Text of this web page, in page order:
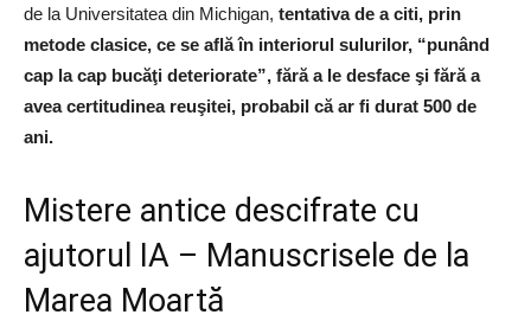
de la Universitatea din Michigan, tentativa de a citi, prin
metode clasice, ce se află în interiorul sulurilor, “punând
cap la cap bucăţi deteriorate”, fără a le desface şi fără a
avea certitudinea reuşitei, probabil că ar fi durat 500 de
ani.
Mistere antice descifrate cu
ajutorul IA – Manuscrisele de la
Marea Moartă